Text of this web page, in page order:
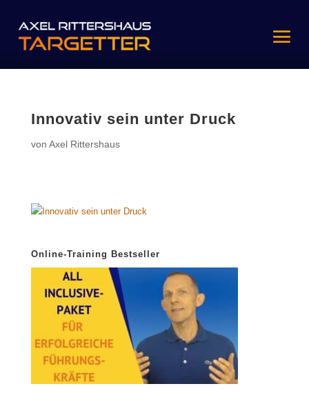
Innovativ sein unter Druck
von Axel Rittershaus
Online-Training Bestseller